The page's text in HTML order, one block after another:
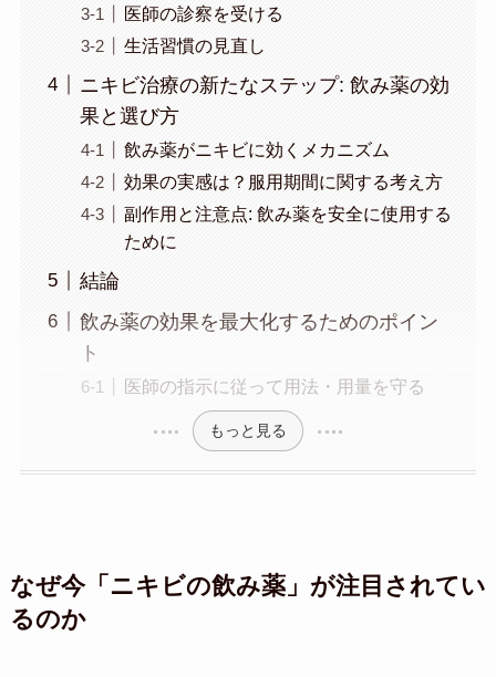
医師の診察を受ける
生活習慣の見直し
ニキビ治療の新たなステップ: 飲み薬の効
果と選び方
飲み薬がニキビに効くメカニズム
効果の実感は？服用期間に関する考え方
副作用と注意点: 飲み薬を安全に使用する
ために
結論
飲み薬の効果を最大化するためのポイン
ト
医師の指示に従って用法・用量を守る
もっと見る
なぜ今「ニキビの飲み薬」が注目されてい
るのか